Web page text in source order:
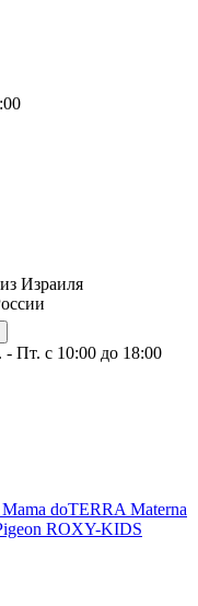
Израиля
Пт. с 10:00 до 18:00
doTERRA Materna
ROXY-KIDS